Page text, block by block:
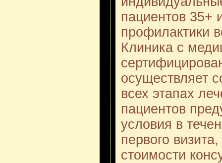
пациентов 35+
профилактики
Клиника с
осуществляет
всех этапах
пациентов
условия в
первого
стоимости